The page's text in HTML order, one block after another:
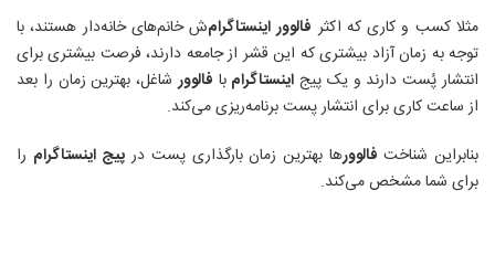
مثلا کسب و کاری که اکثر فالوور اینستاگرام‌ش خانم‌های خانه‌دار هستند، با
توجه به زمان آزاد بیشتری که این قشر از جامعه دارند، فرصت بیشتری برای
انتشار پُست دارند و یک پیج اینستاگرام با فالوورشاغل، بهترین زمان را بعد
از ساعت کاری برای انتشار پست برنامه‌ریزی می‌کند.
بنابراین شناخت فالوورها بهترین زمان بارگذاری پست در پیج اینستاگرام را
برای شما مشخص می‌کند.